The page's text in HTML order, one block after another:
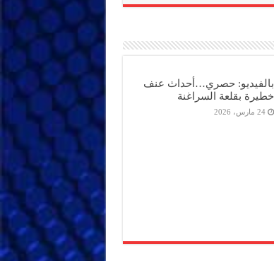
بالفيديو: حصري…أحداث عنف
خطيرة بقلعة السراغنة
24 مارس، 2026